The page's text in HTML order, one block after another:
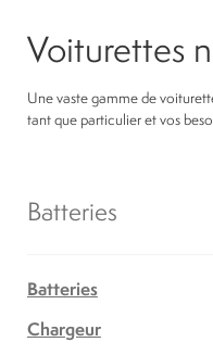
Voiturettes
Une vaste gamme de
tant que particulier et vos
Batteries
Batteries
Chargeur